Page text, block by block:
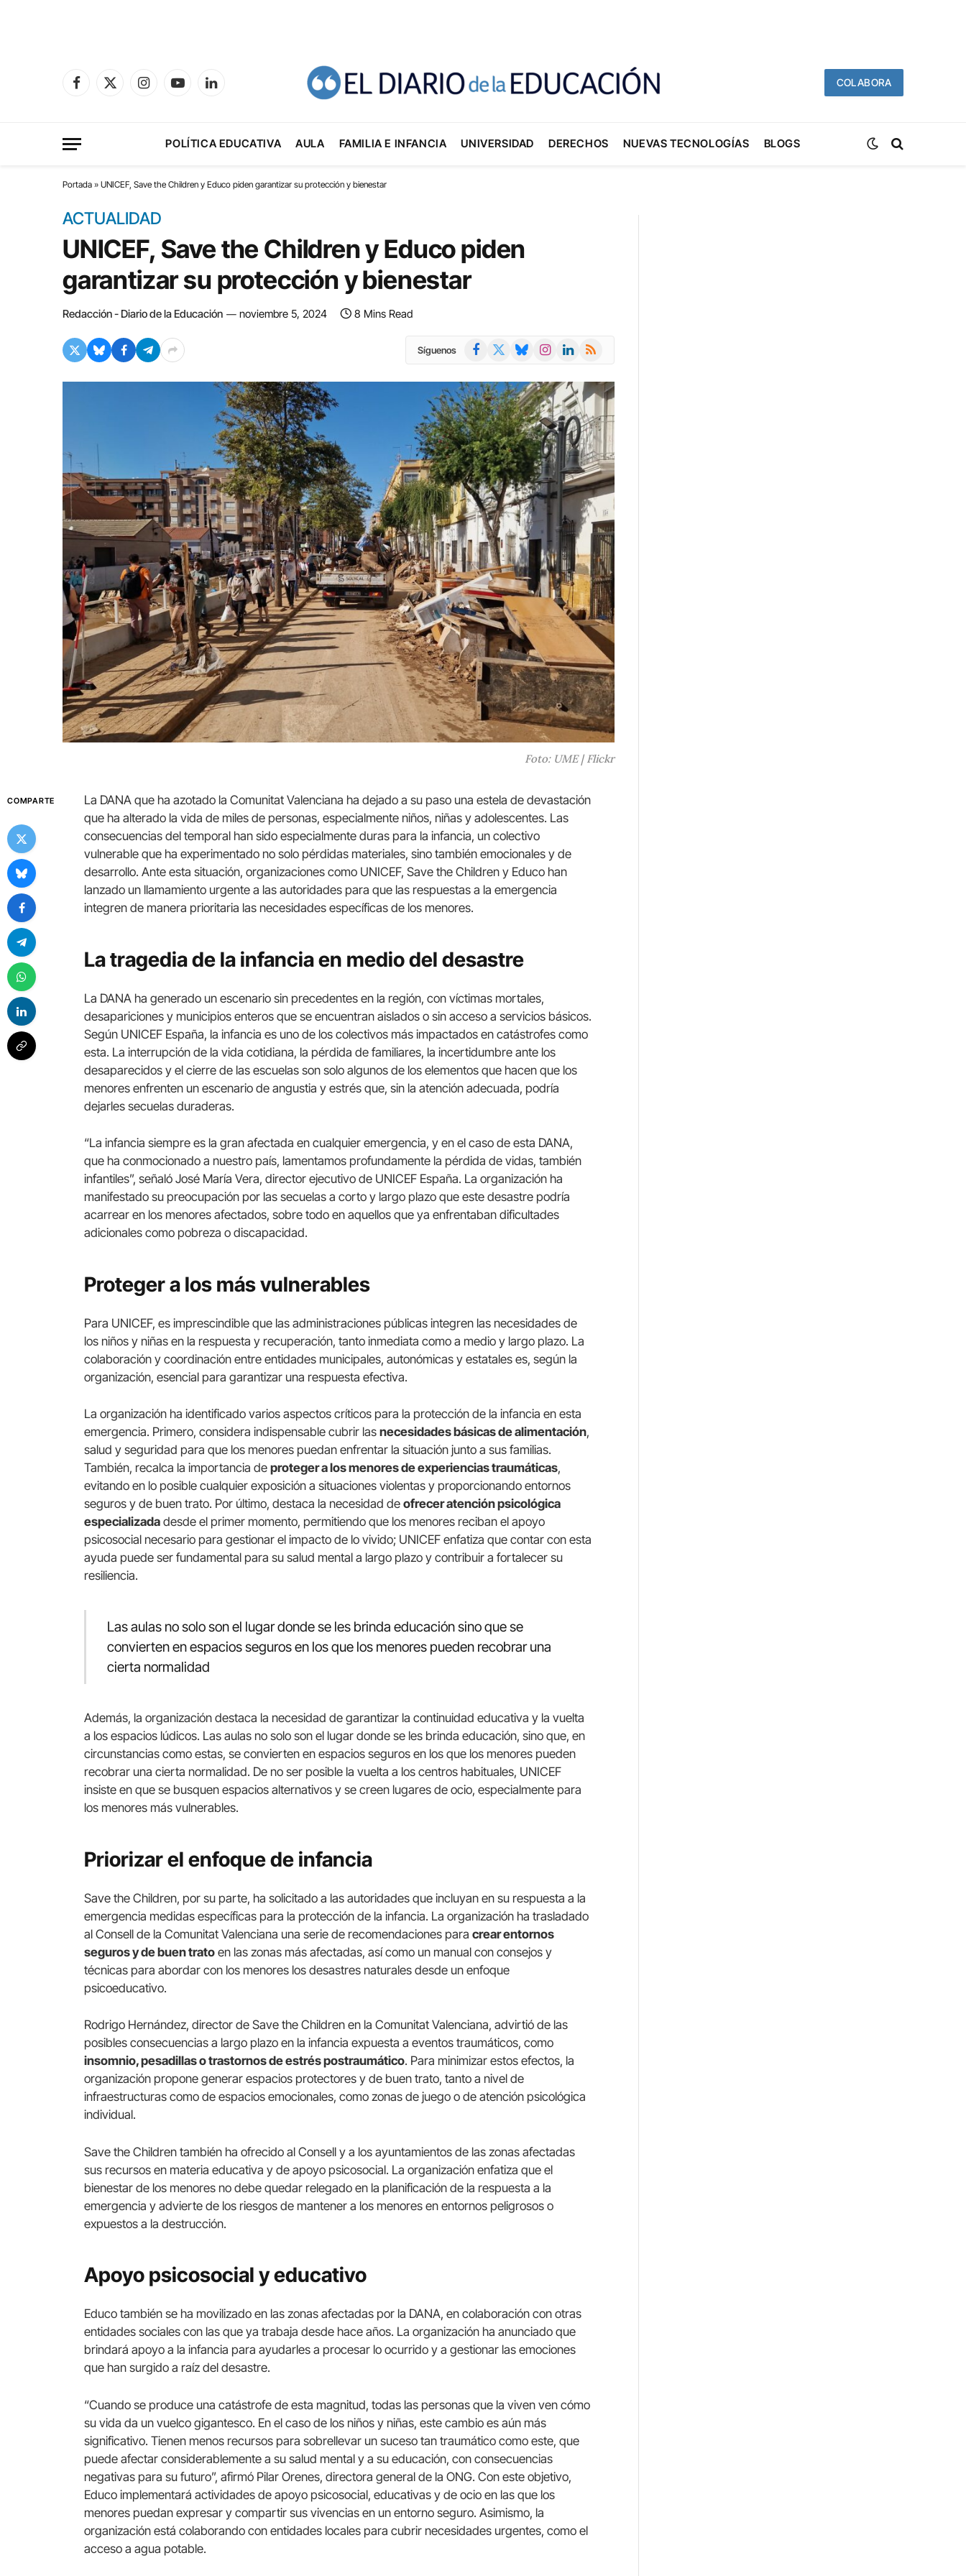
Facebook
X
InstagramYouTubeLinkedIn
COLABORA
POLÍTICA EDUCATIVA AULA FAMILIA E INFANCIA UNIVERSIDAD DERECHOS NUEVAS TECNOLOGÍAS BLOGS
Portada » UNICEF, Save the Children y Educo piden garantizar su protección y bienestar
ACTUALIDAD
UNICEF, Save the Children y Educo piden
garantizar su protección y bienestar
Redacción - Diario de la Educación noviembre 5, 2024 8 Mins Read
Síguenos Facebook BlueskyInstagramLinkedIn
RSS
Foto: UME | Flickr
COMPARTE
La DANA que ha azotado la Comunitat Valenciana ha dejado a su paso una estela de devastación
que ha alterado la vida de miles de personas, especialmente niños, niñas y adolescentes. Las
consecuencias del temporal han sido especialmente duras para la infancia, un colectivo
vulnerable que ha experimentado no solo pérdidas materiales, sino también emocionales y de
desarrollo. Ante esta situación, organizaciones como UNICEF, Save the Children y Educo han
lanzado un llamamiento urgente a las autoridades para que las respuestas a la emergencia
integren de manera prioritaria las necesidades específicas de los menores.
La tragedia de la infancia en medio del desastre
La DANA ha generado un escenario sin precedentes en la región, con víctimas mortales,
desapariciones y municipios enteros que se encuentran aislados o sin acceso a servicios básicos.
Según UNICEF España, la infancia es uno de los colectivos más impactados en catástrofes como
esta. La interrupción de la vida cotidiana, la pérdida de familiares, la incertidumbre ante los
desaparecidos y el cierre de las escuelas son solo algunos de los elementos que hacen que los
menores enfrenten un escenario de angustia y estrés que, sin la atención adecuada, podría
dejarles secuelas duraderas.
“La infancia siempre es la gran afectada en cualquier emergencia, y en el caso de esta DANA,
que ha conmocionado a nuestro país, lamentamos profundamente la pérdida de vidas, también
infantiles”, señaló José María Vera, director ejecutivo de UNICEF España. La organización ha
manifestado su preocupación por las secuelas a corto y largo plazo que este desastre podría
acarrear en los menores afectados, sobre todo en aquellos que ya enfrentaban dificultades
adicionales como pobreza o discapacidad.
Proteger a los más vulnerables
Para UNICEF, es imprescindible que las administraciones públicas integren las necesidades de
los niños y niñas en la respuesta y recuperación, tanto inmediata como a medio y largo plazo. La
colaboración y coordinación entre entidades municipales, autonómicas y estatales es, según la
organización, esencial para garantizar una respuesta efectiva.
La organización ha identificado varios aspectos críticos para la protección de la infancia en esta
emergencia. Primero, considera indispensable cubrir lasnecesidades básicas de alimentación,
salud y seguridad para que los menores puedan enfrentar la situación junto a sus familias.
También, recalca la importancia deproteger a los menores de experiencias traumáticas,
evitando en lo posible cualquier exposición a situaciones violentas y proporcionando entornos
seguros y de buen trato. Por último, destaca la necesidad deofrecer atención psicológica
especializada desde el primer momento, permitiendo que los menores reciban el apoyo
psicosocial necesario para gestionar el impacto de lo vivido; UNICEF enfatiza que contar con esta
ayuda puede ser fundamental para su salud mental a largo plazo y contribuir a fortalecer su
resiliencia.
Las aulas no solo son el lugar donde se les brinda educación sino que se
convierten en espacios seguros en los que los menores pueden recobrar una
cierta normalidad
Además, la organización destaca la necesidad de garantizar la continuidad educativa y la vuelta
a los espacios lúdicos. Las aulas no solo son el lugar donde se les brinda educación, sino que, en
circunstancias como estas, se convierten en espacios seguros en los que los menores pueden
recobrar una cierta normalidad. De no ser posible la vuelta a los centros habituales, UNICEF
insiste en que se busquen espacios alternativos y se creen lugares de ocio, especialmente para
los menores más vulnerables.
Priorizar el enfoque de infancia
Save the Children, por su parte, ha solicitado a las autoridades que incluyan en su respuesta a la
emergencia medidas específicas para la protección de la infancia. La organización ha trasladado
al Consell de la Comunitat Valenciana una serie de recomendaciones paracrear entornos
seguros y de buen trato en las zonas más afectadas, así como un manual con consejos y
técnicas para abordar con los menores los desastres naturales desde un enfoque
psicoeducativo.
Rodrigo Hernández, director de Save the Children en la Comunitat Valenciana, advirtió de las
posibles consecuencias a largo plazo en la infancia expuesta a eventos traumáticos, como
insomnio, pesadillas o trastornos de estrés postraumático. Para minimizar estos efectos, la
organización propone generar espacios protectores y de buen trato, tanto a nivel de
infraestructuras como de espacios emocionales, como zonas de juego o de atención psicológica
individual.
Save the Children también ha ofrecido al Consell y a los ayuntamientos de las zonas afectadas
sus recursos en materia educativa y de apoyo psicosocial. La organización enfatiza que el
bienestar de los menores no debe quedar relegado en la planificación de la respuesta a la
emergencia y advierte de los riesgos de mantener a los menores en entornos peligrosos o
expuestos a la destrucción.
Apoyo psicosocial y educativo
Educo también se ha movilizado en las zonas afectadas por la DANA, en colaboración con otras
entidades sociales con las que ya trabaja desde hace años. La organización ha anunciado que
brindará apoyo a la infancia para ayudarles a procesar lo ocurrido y a gestionar las emociones
que han surgido a raíz del desastre.
“Cuando se produce una catástrofe de esta magnitud, todas las personas que la viven ven cómo
su vida da un vuelco gigantesco. En el caso de los niños y niñas, este cambio es aún más
significativo. Tienen menos recursos para sobrellevar un suceso tan traumático como este, que
puede afectar considerablemente a su salud mental y a su educación, con consecuencias
negativas para su futuro”, afirmó Pilar Orenes, directora general de la ONG. Con este objetivo,
Educo implementará actividades de apoyo psicosocial, educativas y de ocio en las que los
menores puedan expresar y compartir sus vivencias en un entorno seguro. Asimismo, la
organización está colaborando con entidades locales para cubrir necesidades urgentes, como el
acceso a agua potable.